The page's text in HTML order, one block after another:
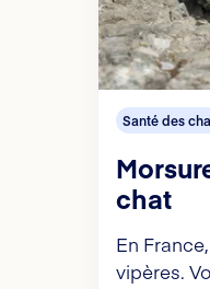
Santé des
chat
En
vipères.